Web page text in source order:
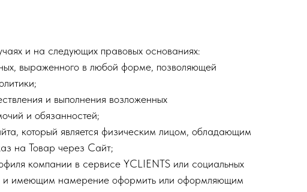
и на следующих правовых основаниях:
выраженного в любой форме, позволяющей
и выполнения возложенных
и обязанностей;
который является физическим лицом, обладающим
на Товар через Сайт;
компании в сервисе YCLIENTS или социальных
и имеющим намерение оформить или оформляющим